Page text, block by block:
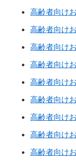
高齢者向け
高齢者向け
高齢者向け
高齢者向け
高齢者向け
高齢者向け
高齢者向け
高齢者向け
高齢者向け